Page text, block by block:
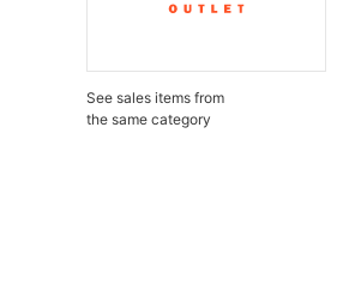
See sales items from
the same category